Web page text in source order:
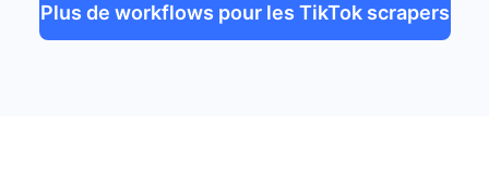
Plus de workflows pour les TikTok scrapers